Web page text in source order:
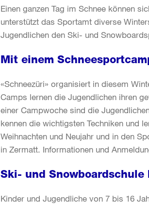
Einen ganzen Tag im Schnee können
unterstützt das Sportamt diverse
Jugendlichen den Ski- und
Mit einem
«Schneezüri» organisiert in diesem
Camps lernen die Jugendlichen ihren
einer Campwoche sind die
kennen die wichtigsten Techniken und
Weihnachten und Neujahr und in den
in Zermatt. Informationen und
Ski- und Snowboardschule
Kinder und Jugendliche von 7 bis 16